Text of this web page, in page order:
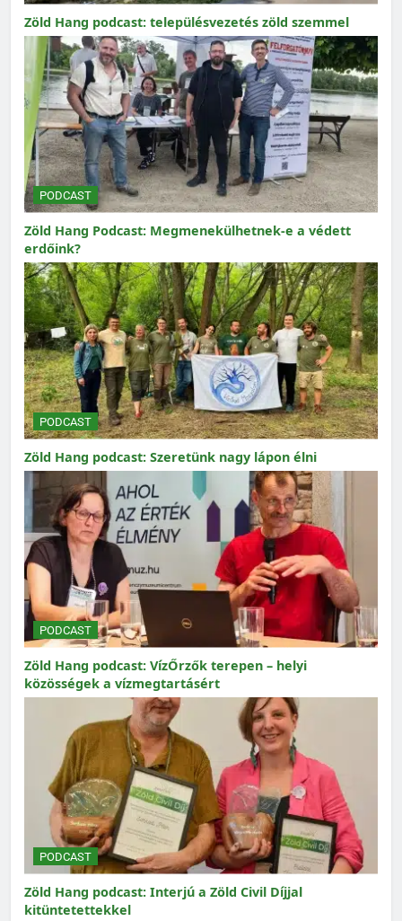
Zöld Hang podcast: településvezetés zöld szemmel
PODCAST
Zöld Hang Podcast: Megmenekülhetnek-e a védett
erdőink?
PODCAST
Zöld Hang podcast: Szeretünk nagy lápon élni
PODCAST
Zöld Hang podcast: VízŐrzők terepen – helyi
közösségek a vízmegtartásért
PODCAST
Zöld Hang podcast: Interjú a Zöld Civil Díjjal
kitüntetettekkel